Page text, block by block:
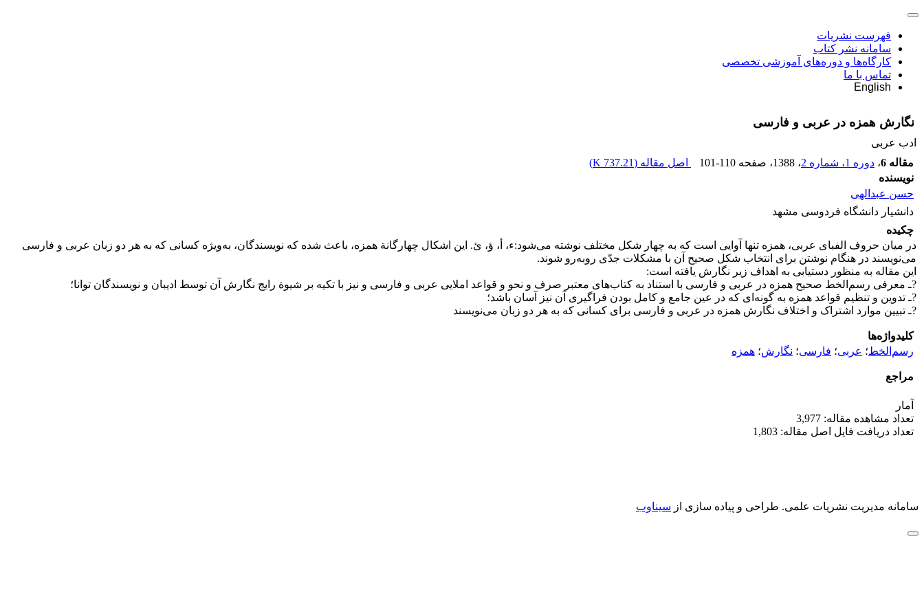
فهرست نشریات
سامانه نشر کتاب
کارگاه‌ها و دوره‌های آموزشی تخصصی
تماس با ما
English
نگارش همزه در عربی و فارسی
ادب عربی
مقاله 6
، دوره 1، شماره 2 ، 1388 ، صفحه 101-110 اصل مقاله (737.21 K
)
نویسنده
حسن عبدالهی
دانشیار دانشگاه فردوسی مشهد
چکیده
در میان حروف الفبای عربی، همزه تنها آوایی است که به چهار شکل مختلف نوشته می‌شود:ء، أ، ؤ، ئ. این اشکال چهارگانة همزه، باعث شده که نویسندگان،‌ به‌ویژه کسانی که به هر دو زبان عربی و فارسی
می‌نویسند در هنگام نوشتن برای انتخاب شکل صحیح آن با مشکلات جدّی روبه‌رو شوند.
این مقاله به منظور دستیابی به اهداف زیر نگارش یافته است:
?ـ معرفی رسم‌الخط صحیح همزه در عربی و فارسی با استناد به کتاب‌های معتبر صرف و نحو و قواعد املایی عربی و فارسی و نیز با تکیه بر شیوة رایج نگارش آن توسط ادیبان و نویسندگان توانا؛
?ـ تدوین و تنظیم قواعد همزه به گونه‌ای که در عین جامع و کامل بودن فراگیری آن نیز آسان باشد؛
?ـ تبیین موارد اشتراک و اختلاف نگارش همزه در عربی و فارسی برای کسانی که به هر دو زبان می‌نویسند
کلیدواژه‌ها
رسم‌الخط؛ عربی؛ فارسی؛ نگارش؛ همزه
مراجع
آمار
تعداد مشاهده مقاله: 3,977
تعداد دریافت فایل اصل مقاله: 1,803
سامانه مدیریت نشریات علمی. طراحی و پیاده سازی از سیناوب